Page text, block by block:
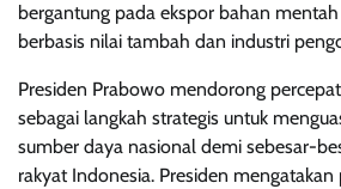
bergantung pada ekspor bahan
berbasis nilai tambah dan industri
Presiden Prabowo mendorong
sebagai langkah strategis untuk
sumber daya nasional demi sebesar-
rakyat Indonesia. Presiden